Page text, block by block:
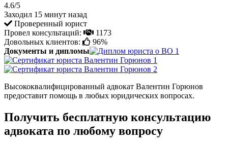
4.6/5
Заходил 15 минут назад
Проверенный юрист
Провел консультаций:
1173
Довольных клиентов:
96%
Документы и дипломы
Высококвалифицированный адвокат Валентин Горюнов
предоставит помощь в любых юридических вопросах.
Получить бесплатную консультацию
адвоката по любому вопросу